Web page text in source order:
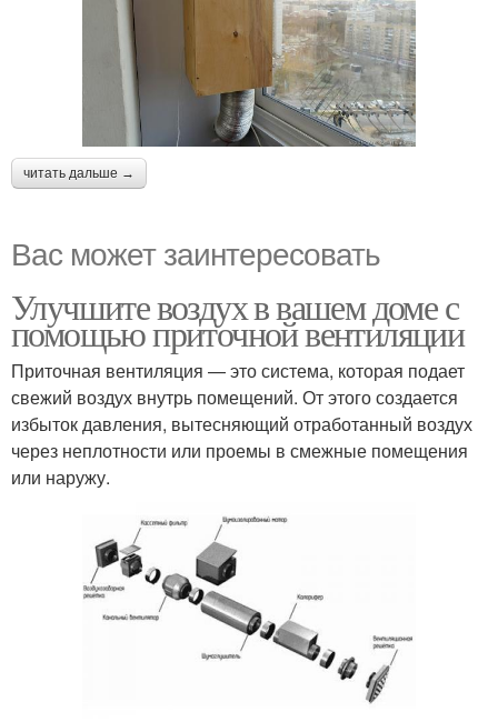
читать дальше →
Вас может заинтересовать
Улучшите воздух в вашем доме с
помощью приточной вентиляции
Приточная вентиляция — это система, которая подает
свежий воздух внутрь помещений. От этого создается
избыток давления, вытесняющий отработанный воздух
через неплотности или проемы в смежные помещения
или наружу.